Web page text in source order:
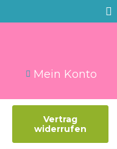
Mein Konto
Vertrag
widerrufen